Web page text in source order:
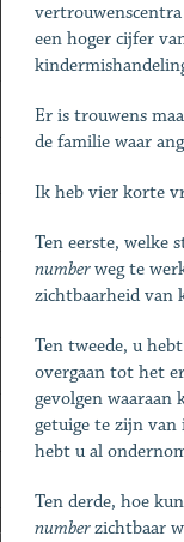
een hoger cijfer
Er is trouwens
de familie waar
Ik heb vier korte
Ten eerste, welke
numberweg te
zichtbaarheid van
Ten tweede, u
overgaan tot het
gevolgen waaraan
getuige te zijn van
hebt u al
Ten derde, hoe
numberzichtbaar